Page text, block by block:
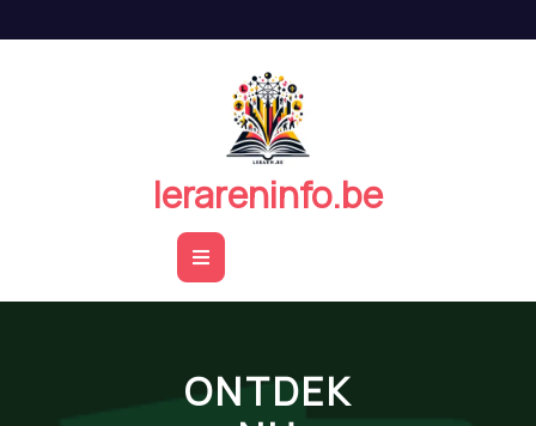
de
lerareninfo.be
Open
Button
ONTDEK